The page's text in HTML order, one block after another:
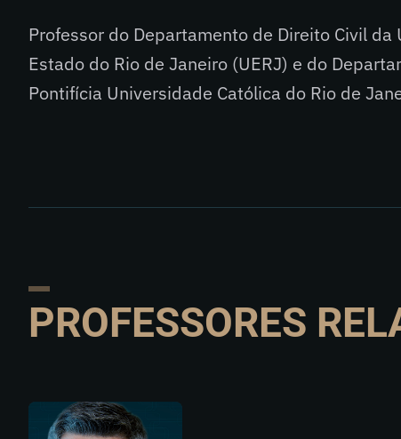
Professor do Departamento de Direito Civil da
Estado do Rio de Janeiro (UERJ) e do
Pontifícia Universidade Católica do Rio de
PROFESSORES